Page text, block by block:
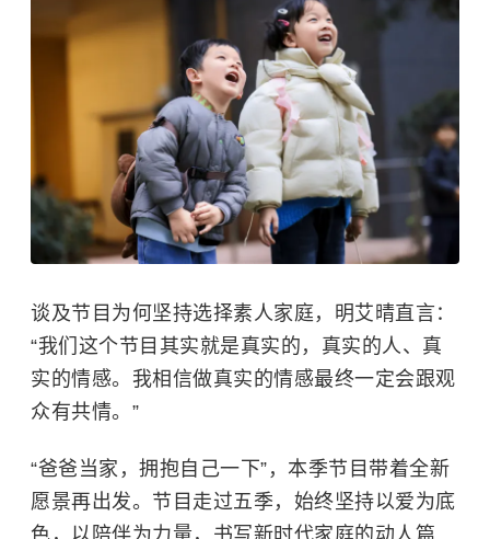
谈及节目为何坚持选择素人家庭，明艾晴直言：
“我们这个节目其实就是真实的，真实的人、真
实的情感。我相信做真实的情感最终一定会跟观
众有共情。”
“爸爸当家，拥抱自己一下”，本季节目带着全新
愿景再出发。节目走过五季，始终坚持以爱为底
色，以陪伴为力量，书写新时代家庭的动人篇